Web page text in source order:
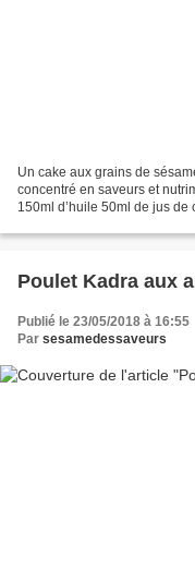
Un cake aux grains de
concentré en saveurs et
150ml d’huile 50ml de jus de
Poulet Kadra aux
Publié le 23/05/2018 à 16:55
Par sesamedessaveurs